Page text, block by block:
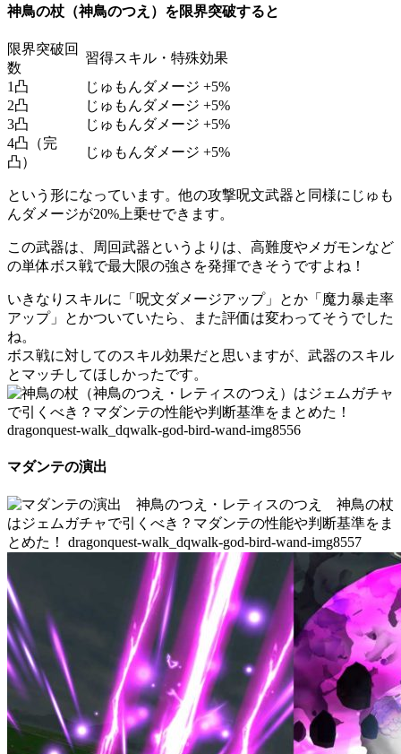
神鳥の杖（神鳥のつえ）を限界突破すると
限界突破回
数
習得スキル・特殊効果
1凸
じゅもんダメージ +5%
2凸
じゅもんダメージ +5%
3凸
じゅもんダメージ +5%
4凸（完
凸）
じゅもんダメージ +5%
という形になっています。他の攻撃呪文武器と同様にじゅも
んダメージが20%上乗せできます。
この武器は、周回武器というよりは、高難度やメガモンなど
の単体ボス戦で最大限の強さを発揮できそうですよね！
いきなりスキルに「呪文ダメージアップ」とか「魔力暴走率
アップ」とかついていたら、また評価は変わってそうでした
ね。
ボス戦に対してのスキル効果だと思いますが、武器のスキル
とマッチしてほしかったです。
マダンテの演出